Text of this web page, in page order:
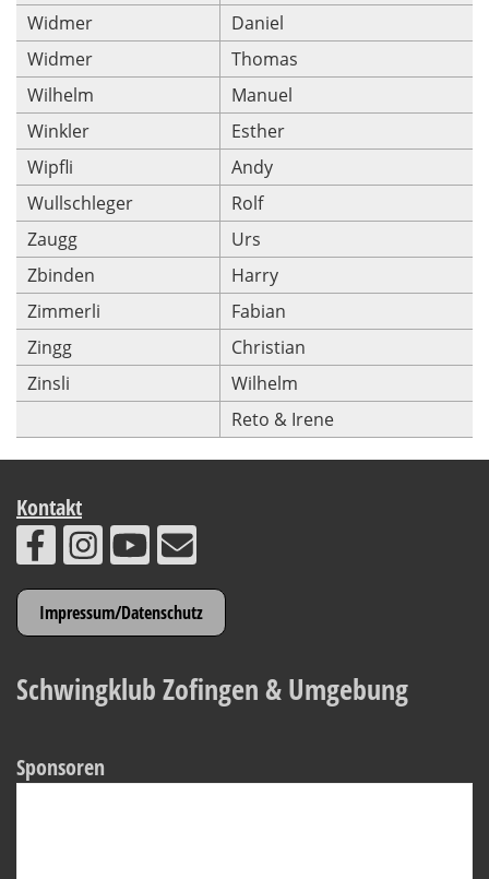
Widmer
Daniel
Widmer
Thomas
Wilhelm
Manuel
Winkler
Esther
Wipfli
Andy
Wullschleger
Rolf
Zaugg
Urs
Zbinden
Harry
Zimmerli
Fabian
Zingg
Christian
Zinsli
Wilhelm
Reto & Irene
Kontakt
Impressum/Datenschutz
Schwingklub Zofingen & Umgebung
Sponsoren